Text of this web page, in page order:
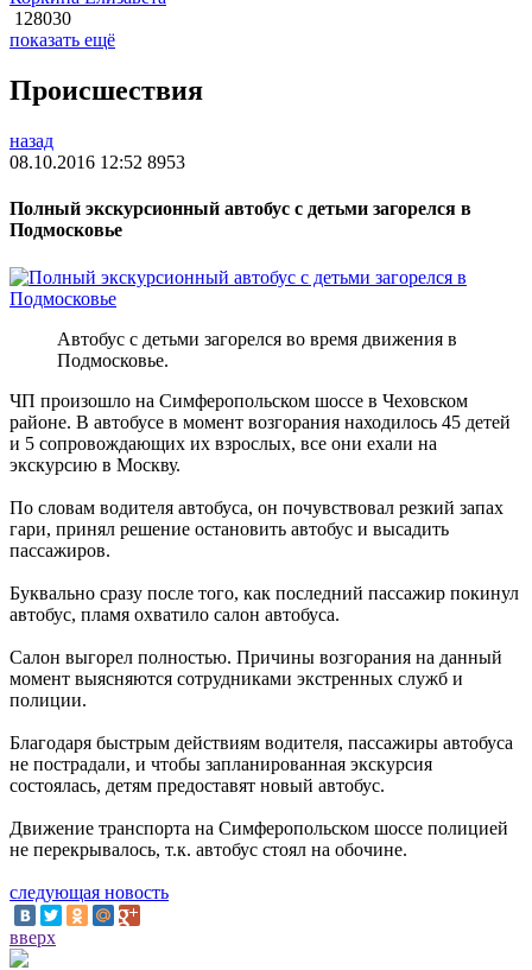
128030
показать ещё
Происшествия
назад
08.10.2016 12:52 8953
Полный экскурсионный автобус с детьми загорелся в
Подмосковье
Автобус с детьми загорелся во время движения в
Подмосковье.
ЧП произошло на Симферопольском шоссе в Чеховском
районе. В автобусе в момент возгорания находилось 45 детей
и 5 сопровождающих их взрослых, все они ехали на
экскурсию в Москву.
По словам водителя автобуса, он почувствовал резкий запах
гари, принял решение остановить автобус и высадить
пассажиров.
Буквально сразу после того, как последний пассажир покинул
автобус, пламя охватило салон автобуса.
Салон выгорел полностью. Причины возгорания на данный
момент выясняются сотрудниками экстренных служб и
полиции.
Благодаря быстрым действиям водителя, пассажиры автобуса
не пострадали, и чтобы запланированная экскурсия
состоялась, детям предоставят новый автобус.
Движение транспорта на Симферопольском шоссе полицией
не перекрывалось, т.к. автобус стоял на обочине.
следующая новость
вверх